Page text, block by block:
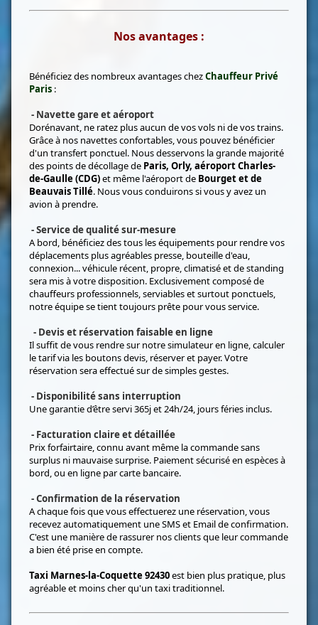
Nos avantages :
Bénéficiez des nombreux avantages chezChauffeur Privé
Paris :
- Navette gare et aéroport
Dorénavant, ne ratez plus aucun de vos vols ni de vos trains.
Grâce à nos navettes confortables, vous pouvez bénéficier
d'un transfert ponctuel. Nous desservons la grande majorité
des points de décollage de Paris, Orly, aéroport Charles-
de-Gaulle (CDG)et même l'aéroport de Bourget et de
Beauvais Tillé. Nous vous conduirons si vous y avez un
avion à prendre.
- Service de qualité sur-mesure
A bord, bénéficiez des tous les équipements pour rendre vos
déplacements plus agréables presse, bouteille d'eau,
connexion... véhicule récent, propre, climatisé et de standing
sera mis à votre disposition. Exclusivement composé de
chauffeurs professionnels, serviables et surtout ponctuels,
notre équipe se tient toujours prête pour vous service.
- Devis et réservation faisable en ligne
Il suffit de vous rendre sur notre simulateur en ligne, calculer
le tarif via les boutons devis, réserver et payer. Votre
réservation sera effectué sur de simples gestes.
- Disponibilité sans interruption
Une garantie d’être servi 365j et 24h/24, jours féries inclus.
- Facturation claire et détaillée
Prix forfairtaire, connu avant même la commande sans
surplus ni mauvaise surprise. Paiement sécurisé en espèces à
bord, ou en ligne par carte bancaire.
- Confirmation de la réservation
A chaque fois que vous effectuerez une réservation, vous
recevez automatiquement une SMS et Email de confirmation.
C'est une manière de rassurer nos clients que leur commande
a bien été prise en compte.
Taxi Marnes-la-Coquette 92430est bien plus pratique, plus
agréable et moins cher qu'un taxi traditionnel.